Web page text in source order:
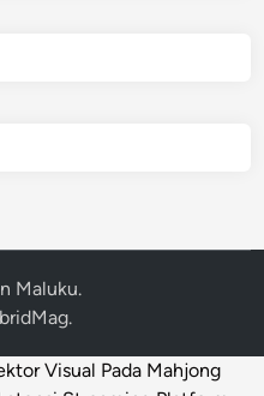
Maluku.
.
Visual Pada Mahjong